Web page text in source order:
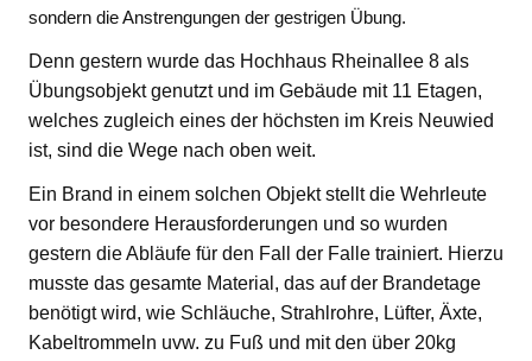
sondern die Anstrengungen der gestrigen Übung.
Denn gestern wurde das Hochhaus Rheinallee 8 als
Übungsobjekt genutzt und im Gebäude mit 11 Etagen,
welches zugleich eines der höchsten im Kreis Neuwied
ist, sind die Wege nach oben weit.
Ein Brand in einem solchen Objekt stellt die Wehrleute
vor besondere Herausforderungen und so wurden
gestern die Abläufe für den Fall der Falle trainiert. Hierzu
musste das gesamte Material, das auf der Brandetage
benötigt wird, wie Schläuche, Strahlrohre, Lüfter, Äxte,
Kabeltrommeln uvw. zu Fuß und mit den über 20kg